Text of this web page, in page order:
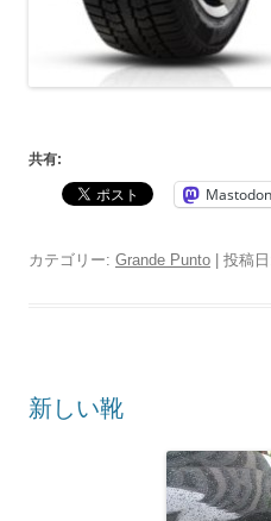
共有:
Mastodon
カテゴリー: Grande Punto | 投稿
新しい靴